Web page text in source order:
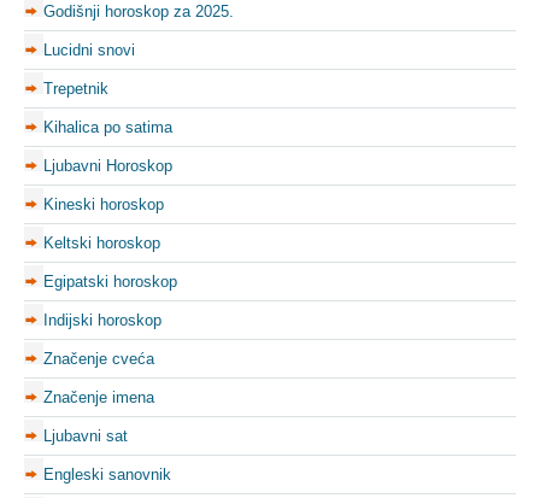
Godišnji horoskop za 2025.
Lucidni snovi
Trepetnik
Kihalica po satima
Ljubavni Horoskop
Kineski horoskop
Keltski horoskop
Egipatski horoskop
Indijski horoskop
Značenje cveća
Značenje imena
Ljubavni sat
Engleski sanovnik